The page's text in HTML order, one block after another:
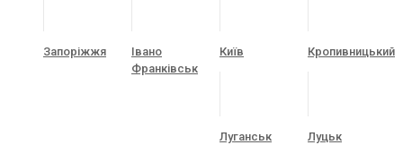
Запоріжжя
Івано
Франківськ
Київ Кропивницький
Луганськ Луцьк